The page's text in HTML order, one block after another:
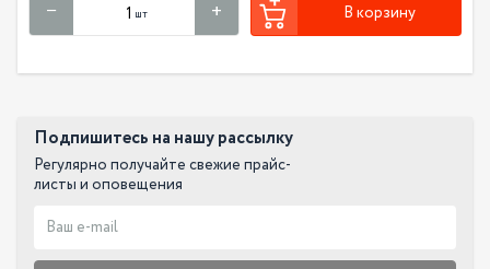
шт В корзину
Подпишитесь на нашу рассылку
Регулярно получайте свежие прайс-
листы и оповещения